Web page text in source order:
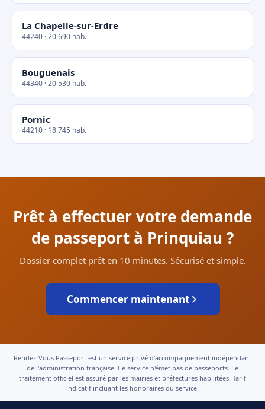
La Chapelle-sur-Erdre
44240 · 20 690 hab.
Bouguenais
44340 · 20 530 hab.
Pornic
44210 · 18 745 hab.
Prêt à effectuer votre demande
de passeport à Prinquiau ?
Dossier complet prêt en 10 minutes. Sécurisé et simple.
Commencer maintenant
Rendez-Vous Passeport est un service privé d'accompagnement indépendant
de l'administration française. Ce service n'émet pas de passeports. Le
traitement officiel est assuré par les mairies et préfectures habilitées. Tarif
indicatif incluant les honoraires du service.